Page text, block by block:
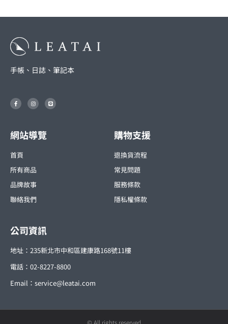
手帳、日誌、筆記本
F
a
c
k
-
I
n
s
r
a
m
L
i
n
網站導覽
首頁
所有商品
品牌故事
聯絡我們
購物支援
退換貨流程
常見問題
服務條款
隱私權條款
公司資訊
地址：235新北市中和區建康路168號11樓
電話：02-8227-8800
Email： service@leatai.com
© All rights reserved